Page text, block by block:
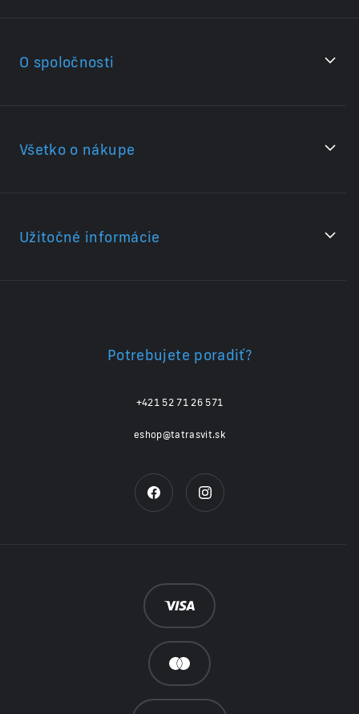
O spoločnosti
Všetko o nákupe
Užitočné informácie
Potrebujete poradiť?
+421 52 71 26 571
eshop@tatrasvit.sk